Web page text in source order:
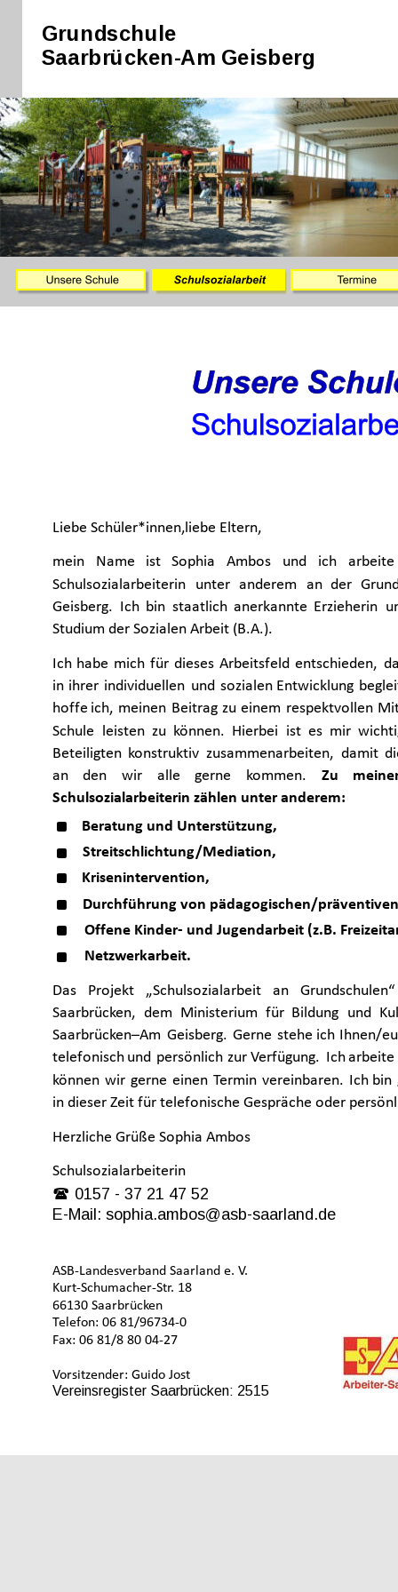
Grundschule
Saarbrücken-Am Geisberg
Liebe Schüler*innen,liebe Eltern,
mein Name ist Sophia Ambos und ich
arbeite
Schulsozialarbeiterin
unter anderem an der
Geisberg. Ich bin staatlich anerkannte Erzieherin
Studium der Sozialen Arbeit (B.A.).
Ich habe mich für dieses Arbeitsfeld entschieden,
in ihrer individuellen und sozialen Entwicklung
hoffe ich, meinen Beitrag zu einem respektvollen
Schule
leisten zu können. Hierbei ist es mir
Beteiligten konstruktiv zusammenarbeiten, damit
an
den wir alle gerne kommen. Zu
Schulsozialarbeiterin zählen unter anderem:
Beratung und Unterstützung,
Streitschlichtung/Mediation,
Krisenintervention,
Durchführung von pädagogischen/
Offene Kinder- und Jugendarbeit (z.B.
Netzwerkarbeit.
Das Projekt „Schulsozialarbeit an
Grundschulen“
Saarbrücken, dem Ministerium für Bildung und
Saarbrücken–Am Geisberg. Gerne stehe ich Ihnen/
telefonisch und persönlich zur Verfügung. Icharbeite
können wir gerne einen Termin vereinbaren. Ich bin
in dieser Zeit für telefonische Gespräche oder
Herzliche Grüße Sophia Ambos
Schulsozialarbeiterin
 0157 - 37 21 47 52
E-Mail: sophia.ambos@asb-saarland.de
ASB-Landesverband Saarland e. V.
Kurt-Schumacher-Str. 18
66130 Saarbrücken
Telefon: 06 81/96734-0
Fax: 06 81/8 80 04-27
Vorsitzender: Guido Jost
Vereinsregister Saarbrücken: 2515